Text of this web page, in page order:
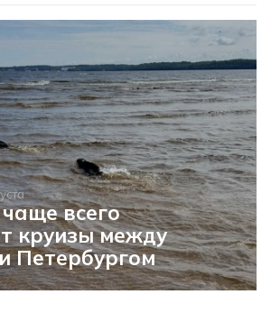
всего
круизы между
Петербургом